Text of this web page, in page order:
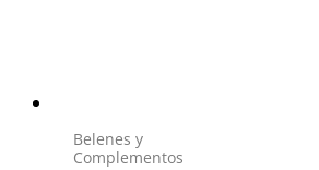
Belenes y
Complementos